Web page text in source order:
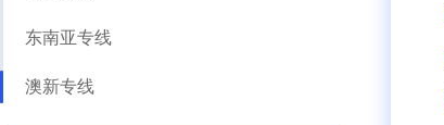
东南亚专线
澳新专线